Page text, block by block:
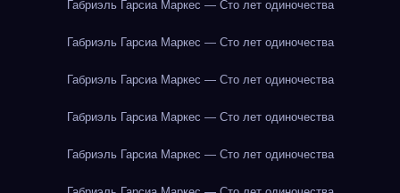
Габриэль Гарсиа Маркес — Сто лет одиночества
Габриэль Гарсиа Маркес — Сто лет одиночества
Габриэль Гарсиа Маркес — Сто лет одиночества
Габриэль Гарсиа Маркес — Сто лет одиночества
Габриэль Гарсиа Маркес — Сто лет одиночества